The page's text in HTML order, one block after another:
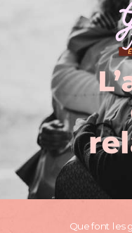
Que font les